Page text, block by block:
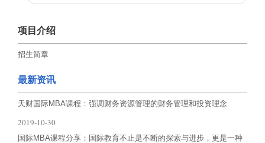
项目介绍
招生简章
最新资讯
天财国际MBA课程：强调财务资源管理的财务管理和投资理念
2019-10-30
国际MBA课程分享：国际教育不止是不断的探索与进步，更是一种